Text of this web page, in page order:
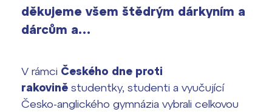
Výsledky 1. kola přijímacího řízení
2026/2027
Maturitní zkoušky
Europass
vyhledávání
Bakaláři
děkujeme všem štědrým dárkyním a
dárcům a…
V rámci Českého dne proti
rakovině studentky, studenti a vyučující
Česko-anglického gymnázia vybrali celkovou